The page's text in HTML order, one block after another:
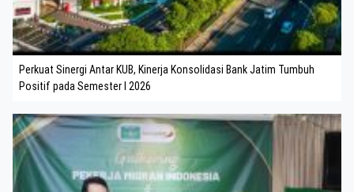
Perkuat Sinergi Antar KUB, Kinerja Konsolidasi Bank Jatim Tumbuh
Positif pada Semester I 2026